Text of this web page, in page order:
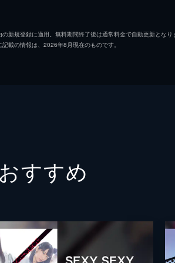
新規登録に適用。無料期間終了後は通常料金で自動更新となり
載の情報は、2026年8月現在のものです。
おすすめ